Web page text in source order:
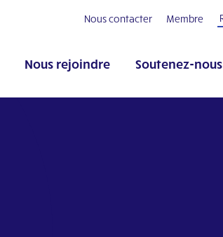
Nous contacter Membre
Nous rejoindre Soutenez-nous